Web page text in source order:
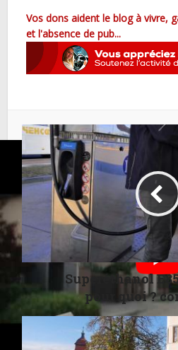
Vos dons aident le blog à vivre,
et l'absence de pub...
Superéthanol
pour quoi ?